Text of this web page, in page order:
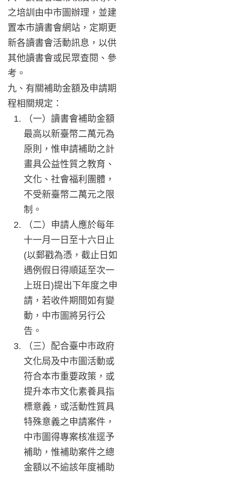
之培訓由中市圖辦理，並建
置本市讀書會網站，定期更
新各讀書會活動訊息，以供
其他讀書會或民眾查閱、參
考。
九、有關補助金額及申請期
程相關規定：
（一）讀書會補助金額
最高以新臺幣二萬元為
原則，惟申請補助之計
畫具公益性質之教育、
文化、社會福利團體，
不受新臺幣二萬元之限
制。
（二）申請人應於每年
十一月一日至十六日止
(以郵戳為憑，截止日如
遇例假日得順延至次一
上班日)提出下年度之申
請，若收件期間如有變
動，中市圖將另行公
告。
（三）配合臺中市政府
文化局及中市圖活動或
符合本市重要政策，或
提升本市文化素養具指
標意義，或活動性質具
特殊意義之申請案件，
中市圖得專案核准逕予
補助，惟補助案件之總
金額以不逾該年度補助